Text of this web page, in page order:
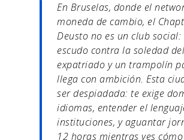
En Bruselas, donde el
moneda de cambio, el
Deusto no es un club social:
escudo contra la soledad del
expatriado y un trampolín
llega con ambición. Esta
ser despiadada: te exige
idiomas, entender el
instituciones, y aguantar
12 horas mientras ves